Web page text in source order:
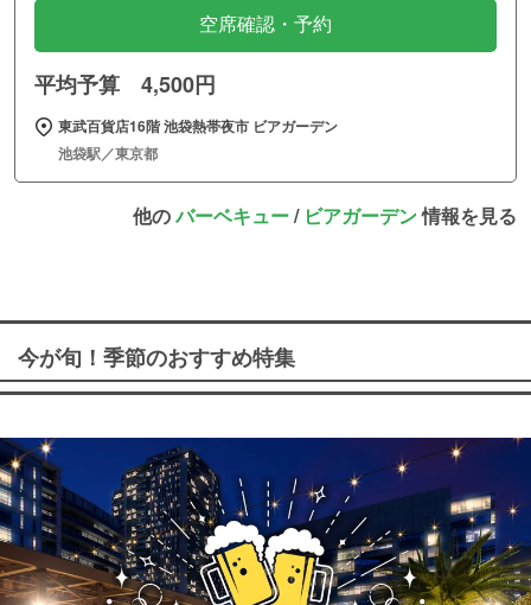
空席確認・予約
平均予算 4,500円
東武百貨店16階 池袋熱帯夜市 ビアガーデン
池袋駅／東京都
他のバーベキュー/ ビアガーデン情報を見る
今が旬！季節のおすすめ特集